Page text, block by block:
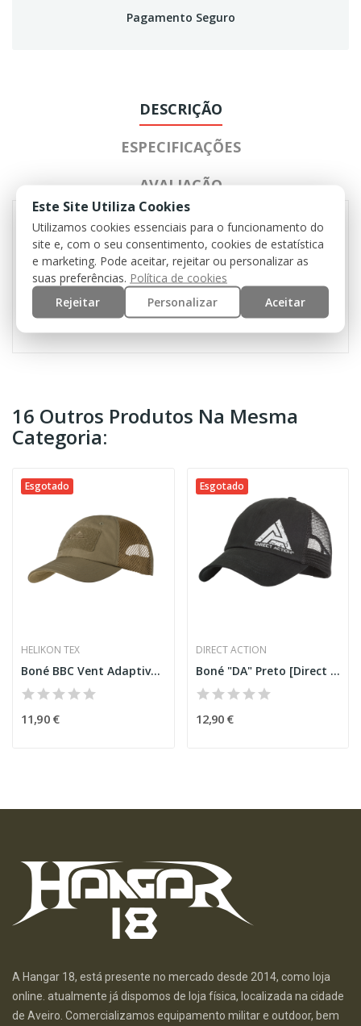
Pagamento Seguro
DESCRIÇÃO
ESPECIFICAÇÕES
AVALIAÇÃO
5 velcros para patches
Elástico na parte de trás
6 ilhós de ventilação
tamanho único
16 Outros Produtos Na Mesma
Categoria:
Esgotado
HELIKON TEX
Boné BBC Vent Adaptive Green [Helikon-Tex]
11,90 €
Esgotado
DIRECT ACTION
Boné "DA" Preto [Direct Action]
12,90 €
A Hangar 18, está presente no mercado desde 2014, como loja
online. atualmente já dispomos de loja física, localizada na cidade
de Aveiro. Comercializamos equipamento militar e outdoor, bem
Este Site Utiliza Cookies
Utilizamos cookies essenciais para o funcionamento do
site e, com o seu consentimento, cookies de estatística
e marketing. Pode aceitar, rejeitar ou personalizar as
suas preferências. Política de cookies
Rejeitar
Personalizar Aceitar